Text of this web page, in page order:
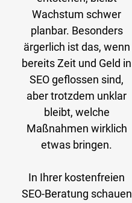
Wachstum schwer
planbar. Besonders
ärgerlich ist das, wenn
bereits Zeit und Geld in
SEO geflossen sind,
aber trotzdem unklar
bleibt, welche
Maßnahmen wirklich
etwas bringen.
In Ihrer kostenfreien
SEO-Beratung schauen